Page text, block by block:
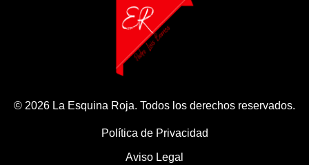
© 2026 La Esquina Roja. Todos los derechos reservados.
Política de Privacidad
Aviso Legal